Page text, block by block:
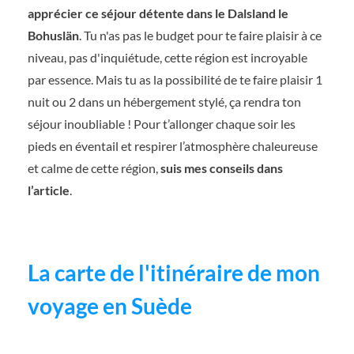
apprécier ce séjour détente dans le Dalsland le
Bohuslän. Tu n'as pas le budget pour te faire plaisir à ce
niveau, pas d'inquiétude, cette région est incroyable
par essence. Mais tu as la possibilité de te faire plaisir 1
nuit ou 2 dans un hébergement stylé, ça rendra ton
séjour inoubliable ! Pour t’allonger chaque soir les
pieds en éventail et respirer l’atmosphère chaleureuse
et calme de cette région,suis mes conseils dans
l’article.
La carte de l'itinéraire de mon
voyage en Suède